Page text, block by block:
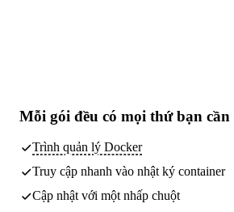
Mỗi gói đều có mọi thứ bạn cần
Trình quản lý Docker
Truy cập nhanh vào nhật ký container
Cập nhật với một nhấp chuột